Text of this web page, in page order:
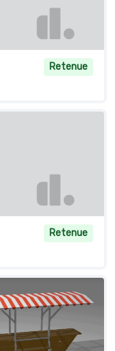
Retenue
Retenue